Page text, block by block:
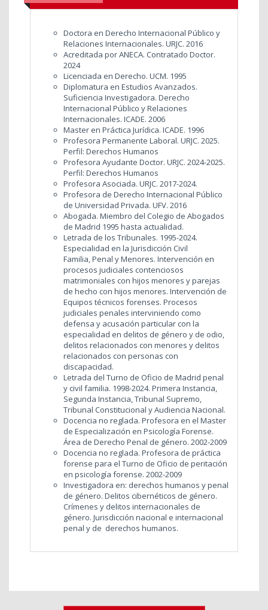
Doctora en Derecho Internacional Público y
Relaciones Internacionales. URJC. 2016
Acreditada por ANECA. Contratado Doctor.
2024
Licenciada en Derecho. UCM. 1995
Diplomatura en Estudios Avanzados.
Suficiencia Investigadora. Derecho
Internacional Público y Relaciones
Internacionales. ICADE. 2006
Master en Práctica Jurídica. ICADE. 1996
Profesora Permanente Laboral. URJC. 2025.
Perfil: Derechos Humanos
Profesora Ayudante Doctor. URJC. 2024-2025.
Perfil: Derechos Humanos
Profesora Asociada. URJC. 2017-2024.
Profesora de Derecho Internacional Público
de Universidad Privada. UFV. 2016
Abogada. Miembro del Colegio de Abogados
de Madrid 1995 hasta actualidad.
Letrada de los Tribunales. 1995-2024.
Especialidad en la Jurisdicción Civil
Familia, Penal y Menores. Intervención en
procesos judiciales contenciosos
matrimoniales con hijos menores y parejas
de hecho con hijos menores. Intervención de
Equipos técnicos forenses. Procesos
judiciales penales interviniendo como
defensa y acusación particular con la
especialidad en delitos de género y de odio,
delitos relacionados con menores y delitos
relacionados con personas con
discapacidad.
Letrada del Turno de Oficio de Madrid penal
y civil familia. 1998-2024. Primera Instancia,
Segunda Instancia, Tribunal Supremo,
Tribunal Constitucional y Audiencia Nacional.
Docencia no reglada. Profesora en el Master
de Especialización en Psicología Forense.
Área de Derecho Penal de género. 2002-2009
Docencia no reglada. Profesora de práctica
forense para el Turno de Oficio de peritación
en psicología forense. 2002-2009
Investigadora en: derechos humanos y penal
de género. Delitos cibernéticos de género.
Crímenes y delitos internacionales de
género. Jurisdicción nacional e internacional
penal y de derechos humanos.